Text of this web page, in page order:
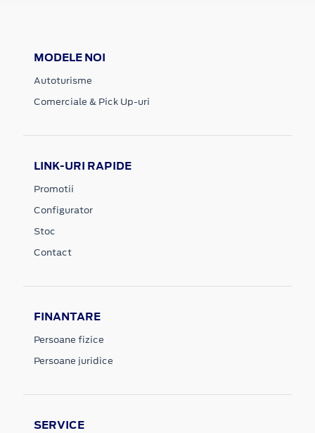
MODELE NOI
Autoturisme
Comerciale & Pick Up-uri
LINK-URI RAPIDE
Promotii
Configurator
Stoc
Contact
FINANTARE
Persoane fizice
Persoane juridice
SERVICE